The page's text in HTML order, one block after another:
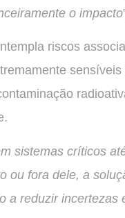
o impacto
riscos
sistemas críticos
ou fora dele, a
a reduzir